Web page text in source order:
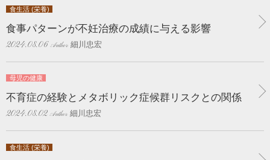
食生活 (栄養)
食事パターンが不妊治療の成績に与える影響
2024.08.06 細川忠宏
母児の健康
不育症の経験とメタボリック症候群リスクとの関係
2024.08.02 細川忠宏
食生活 (栄養)